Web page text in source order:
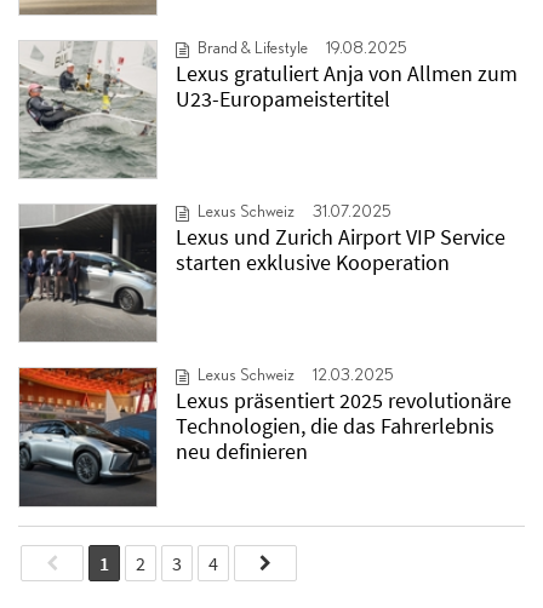
Brand & Lifestyle 19.08.2025
Lexus gratuliert Anja von Allmen zum
U23-Europameistertitel
Lexus Schweiz 31.07.2025
Lexus und Zurich Airport VIP Service
starten exklusive Kooperation
Lexus Schweiz 12.03.2025
Lexus präsentiert 2025 revolutionäre
Technologien, die das Fahrerlebnis
neu definieren
1 2 3 4